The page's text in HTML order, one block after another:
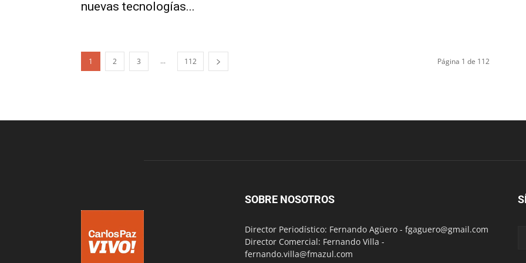
nuevas tecnologías...
1 2 3 ... 112 Página 1 de 112
SOBRE NOSOTROS
Director Periodístico: Fernando Agüero - fgaguero@gmail.com
Director Comercial: Fernando Villa -
fernando.villa@fmazul.com